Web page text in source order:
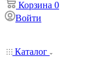
Корзина 0
Войти
Каталог